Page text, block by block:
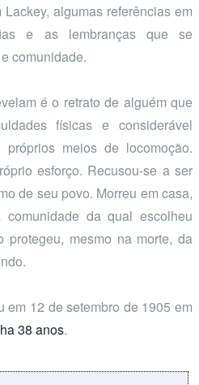
algumas referências em
e as lembranças que se
comunidade.
é o retrato de alguém que
físicas e considerável
meios de locomoção.
esforço. Recusou-se a ser
de seu povo. Morreu em casa,
da qual escolheu
mesmo na morte, da
em 12 de setembro de 1905 em
38 anos.